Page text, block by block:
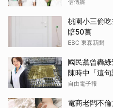
信傳媒
桃園小三偷
賠50萬
EBC 東森新聞
國民黨曾轟
陳時中「這
自由電子報
電商老闆不